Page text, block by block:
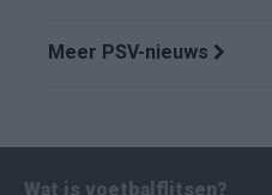
Meer PSV-nieuws
Wat is voetbalflitsen?